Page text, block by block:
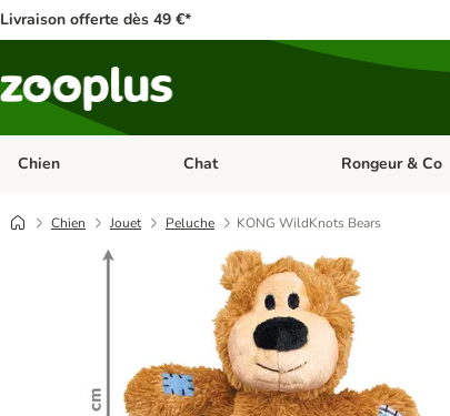
Livraison offerte dès 49 €*
Chien Dérouler les catégories: Chien
Chat Dérouler les
Rongeur & Co
Chien Jouet Peluche KONG WildKnots Bears